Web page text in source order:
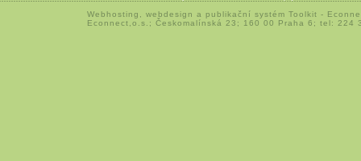
Webhosting webdesign a publikační systém Toolkit -
Econnect,o.s.; Českomalínská 23; 160 00 Praha 6; tel: 224